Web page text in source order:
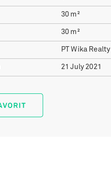
30 m²
30 m²
PT Wika Realty
21 July 2021